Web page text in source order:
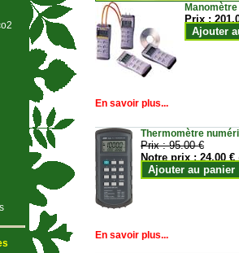
Prix :
Ajouter
En savoir plus...
Thermomètre
Prix :95.00 €
Notre prix :24.00 €
Ajouter au panier
En savoir plus...